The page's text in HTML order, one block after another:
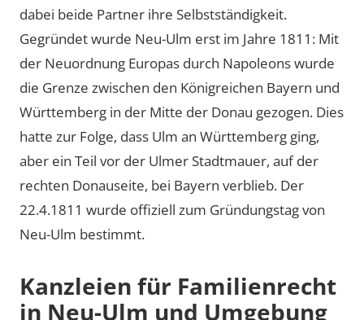
dabei beide Partner ihre Selbstständigkeit.
Gegründet wurde Neu-Ulm erst im Jahre 1811: Mit
der Neuordnung Europas durch Napoleons wurde
die Grenze zwischen den Königreichen Bayern und
Württemberg in der Mitte der Donau gezogen. Dies
hatte zur Folge, dass Ulm an Württemberg ging,
aber ein Teil vor der Ulmer Stadtmauer, auf der
rechten Donauseite, bei Bayern verblieb. Der
22.4.1811 wurde offiziell zum Gründungstag von
Neu-Ulm bestimmt.
Kanzleien für Familienrecht
in Neu-Ulm und Umgebung